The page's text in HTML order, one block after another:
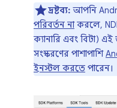
দ্রষ্টব্য: আপনি
পরিবর্তন নাকরলে,
ক্যানারি এবং বিটা) এই
সংস্করণের পাশাপাশি
ইনস্টল করতে পারেন।